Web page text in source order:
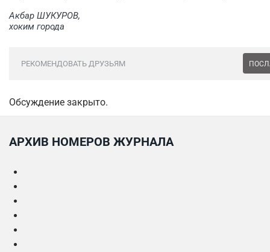
Акбар ШУКУРОВ,
хоким города
РЕКОМЕНДОВАТЬ ДРУЗЬЯМ
Обсуждение закрыто.
АРХИВ НОМЕРОВ ЖУРНАЛА